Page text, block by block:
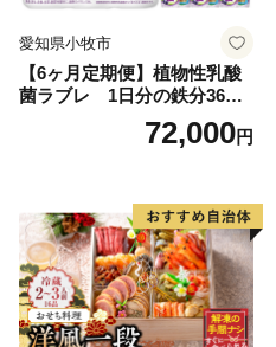
愛知県小牧市
【6ヶ月定期便】植物性乳酸
菌ラブレ 1日分の鉄分36本
（計216本） [052S11-T]
72,000円